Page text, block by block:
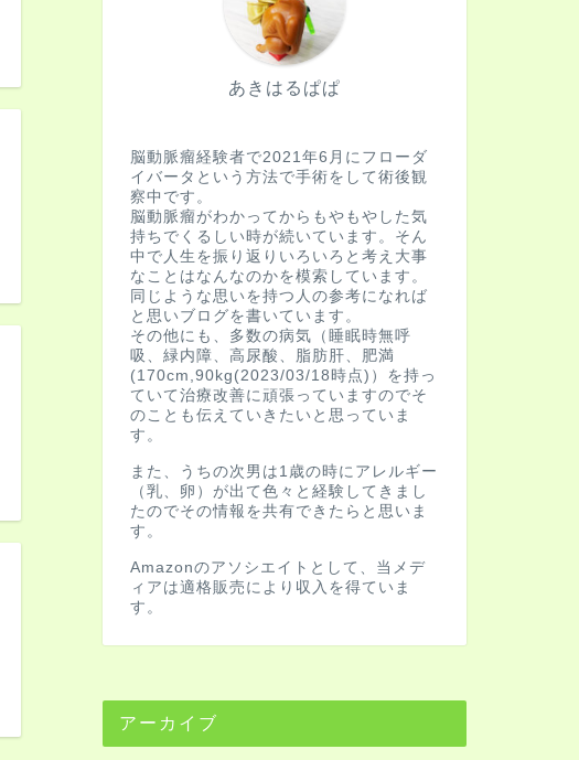
あきはるぱぱ
脳動脈瘤経験者で2021年6月にフローダ
イバータという方法で手術をして術後観
察中です。
脳動脈瘤がわかってからもやもやした気
持ちでくるしい時が続いています。そん
中で人生を振り返りいろいろと考え大事
なことはなんなのかを模索しています。
同じような思いを持つ人の参考になれば
と思いブログを書いています。
その他にも、多数の病気（睡眠時無呼
吸、緑内障、高尿酸、脂肪肝、肥満
(170cm,90kg(2023/03/18時点)）を持っ
ていて治療改善に頑張っていますのでそ
のことも伝えていきたいと思っていま
す。
また、うちの次男は1歳の時にアレルギー
（乳、卵）が出て色々と経験してきまし
たのでその情報を共有できたらと思いま
す。
Amazonのアソシエイトとして、当メデ
ィアは適格販売により収入を得ていま
す。
アーカイブ